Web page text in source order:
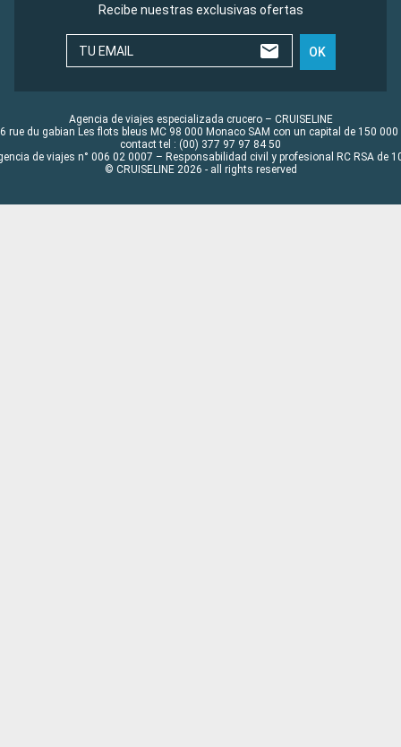
Recibe nuestras exclusivas ofertas
TU EMAIL OK
Agencia de viajes especializada crucero – CRUISELINE
rue du gabian Les flots bleus MC 98 000 Monaco SAM con un capital de 150 000
contact tel : (00) 377 97 97 84 50
de viajes n° 006 02 0007 – Responsabilidad civil y profesional RC RSA de
© CRUISELINE 2026 - all rights reserved